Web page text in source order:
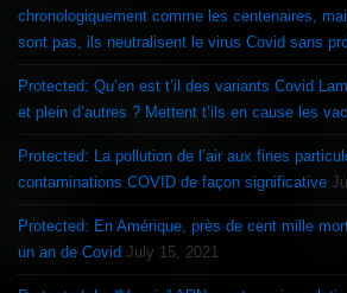
chronologiquement comme les centenaires,
sont pas, ils neutralisent le virus Covid sans
Protected: Qu’en est t’il des variants Covid
et plein d’autres ? Mettent t’ils en cause les
Protected: La pollution de l’air aux fines
contaminations COVID de façon significative
Protected: En Amérique, près de cent mille
un an de Covid July 15, 2021